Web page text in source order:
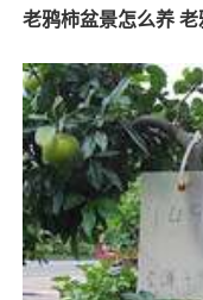
老鸦柿盆景怎么养